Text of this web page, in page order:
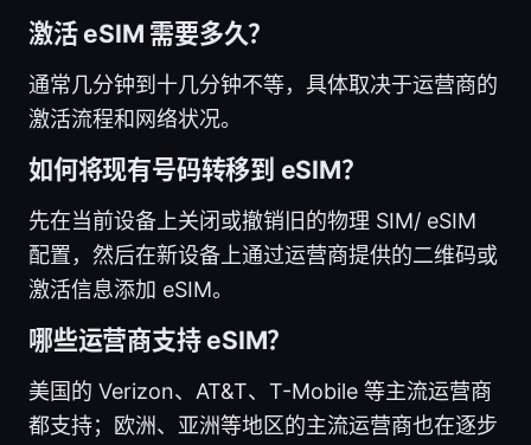
激活 eSIM 需要多久？
通常几分钟到十几分钟不等，具体取决于运营商的
激活流程和网络状况。
如何将现有号码转移到 eSIM？
先在当前设备上关闭或撤销旧的物理 SIM/ eSIM
配置，然后在新设备上通过运营商提供的二维码或
激活信息添加 eSIM。
哪些运营商支持 eSIM？
美国的 Verizon、AT&T、T-Mobile 等主流运营商
都支持；欧洲、亚洲等地区的主流运营商也在逐步